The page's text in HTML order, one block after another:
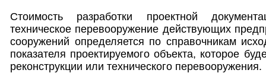
Стоимость разработки проектной
техническое перевооружение действующих
сооружений определяется по справочникам
показателя проектируемого объекта, которое
реконструкции или технического перевооружения.